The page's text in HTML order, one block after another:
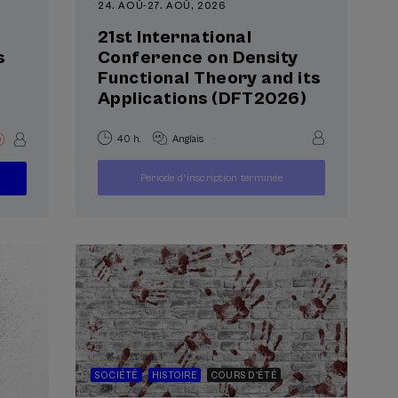
24. AOÛ-27. AOÛ, 2026
21st International
Conference on Density
Functional Theory and its
Applications (DFT2026)
40 h. Anglais .
...
PARTIR250
Dernières
places
Gratuit
Date
passée
Liste
d'attente
Période d'inscription terminée
SOCIÉTÉ HISTOIRE COURS D'ÉTÉ